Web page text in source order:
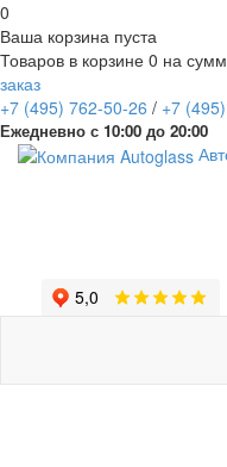
0
Ваша корзина пуста
Товаров в корзине 0 на
заказ
+7 (495) 762-50-26 / +7 (495)
Ежедневно с 10:00 до 20:00